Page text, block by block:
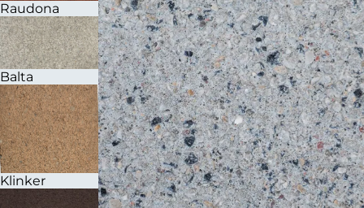
Raudona
Balta
Klinker